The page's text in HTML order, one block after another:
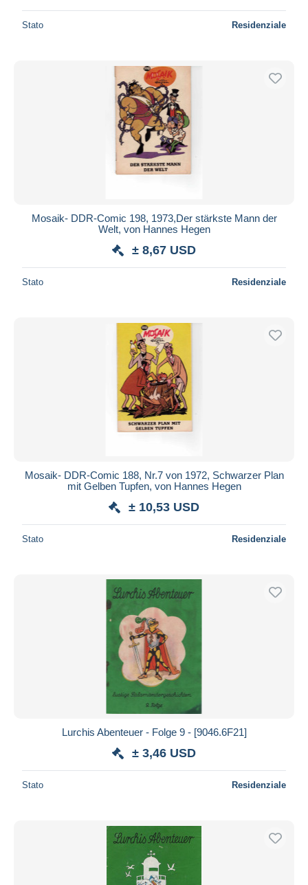
Stato Residenziale
Mosaik- DDR-Comic 198, 1973,Der stärkste Mann der
Welt, von Hannes Hegen
± 8,67 USD
Stato Residenziale
Mosaik- DDR-Comic 188, Nr.7 von 1972, Schwarzer Plan
mit Gelben Tupfen, von Hannes Hegen
± 10,53 USD
Stato Residenziale
Lurchis Abenteuer - Folge 9 - [9046.6F21]
± 3,46 USD
Stato Residenziale